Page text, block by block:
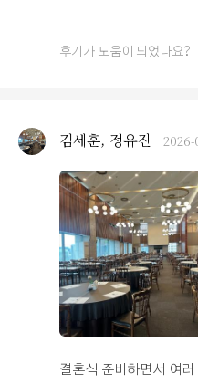
너까지 손이 안 가는 메
있었습니다. 특히 오픈
하고 신선하게 채워주
리하기 좋아서 식사 걱
왜 밥펠리스라는 별명
요. 3. 총평 교통, 홀 분위기, 밥 어느 하나 빠지는 것 없이
완벽한 밸런스를 갖춘
소중한 날을 오펠리스
예약실에서 꼼꼼하게
분에 차근차근 차질 없
밝고 화사한 분위기 속
는 예비 부부님들께 오
지나는 시청역에서 도
시간을 기본으로 제공
니다. 단독홀인데 같은
좋습니다. 그리고 고층
었는데 속도가 엄청 빠
어서 여러모로 하객분들
습니다. 처음 계약하러
서 하객 의자가 갈색이
이보리색 의자로 교체
홀이 훨씬 더 밝고 화사
전반적으로 깔끔한 화
봄/여름이 잘 어울리는
및 메이크업샵이 있어
후기가 도움이 되었나요?
김세훈, 정유진 2026-
결혼식 준비하면서 여